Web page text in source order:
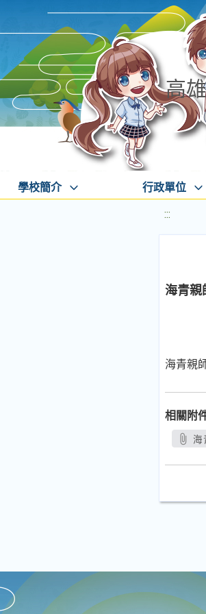
高
學校簡介 行政單位
:::
海青親
海青親
相關附
海